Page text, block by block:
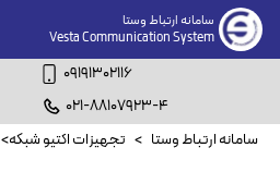
سامانه ارتباط وستا
Vesta Communication System
09191302116
021-88107923-4
سامانه ارتباط وستا > تجهیزات اکتیو شبکه>